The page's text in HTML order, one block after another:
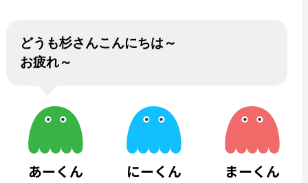
どうも杉さんこんにちは～
お疲れ～
あーくん にーくん まーくん